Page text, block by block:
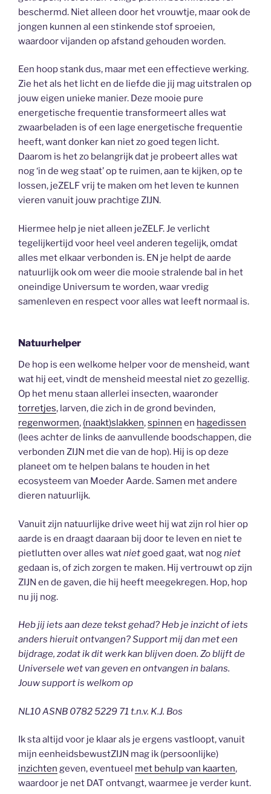
beschermd. Niet alleen door het vrouwtje, maar ook de
jongen kunnen al een stinkende stof sproeien,
waardoor vijanden op afstand gehouden worden.
Een hoop stank dus, maar met een effectieve werking.
Zie het als het licht en de liefde die jij mag uitstralen op
jouw eigen unieke manier. Deze mooie pure
energetische frequentie transformeert alles wat
zwaarbeladen is of een lage energetische frequentie
heeft, want donker kan niet zo goed tegen licht.
Daarom is het zo belangrijk dat je probeert alles wat
nog ‘in de weg staat’ op te ruimen, aan te kijken, op te
lossen, jeZELF vrij te maken om het leven te kunnen
vieren vanuit jouw prachtige ZIJN.
Hiermee help je niet alleen jeZELF. Je verlicht
tegelijkertijd voor heel veel anderen tegelijk, omdat
alles met elkaar verbonden is. EN je helpt de aarde
natuurlijk ook om weer die mooie stralende bal in het
oneindige Universum te worden, waar vredig
samenleven en respect voor alles wat leeft normaal is.
Natuurhelper
De hop is een welkome helper voor de mensheid, want
wat hij eet, vindt de mensheid meestal niet zo gezellig.
Op het menu staan allerlei insecten, waaronder
torretjes, larven, die zich in de grond bevinden,
regenwormen, (naakt)slakken,spinnen en hagedissen
(lees achter de links de aanvullende boodschappen, die
verbonden ZIJN met die van de hop). Hij is op deze
planeet om te helpen balans te houden in het
ecosysteem van Moeder Aarde. Samen met andere
dieren natuurlijk.
Vanuit zijn natuurlijke drive weet hij wat zijn rol hier op
aarde is en draagt daaraan bij door te leven en niet te
pietlutten over alles watnietgoed gaat, wat nogniet
gedaan is, of zich zorgen te maken. Hij vertrouwt op zijn
ZIJN en de gaven, die hij heeft meegekregen. Hop, hop
nu jij nog.
Heb jij iets aan deze tekst gehad? Heb je inzicht of iets
anders hieruit ontvangen? Support mij dan met een
bijdrage, zodat ik dit werk kan blijven doen. Zo blijft de
Universele wet van geven en ontvangen in balans.
Jouw support is welkom op
NL10 ASNB 0782 5229 71 t.n.v. K.J. Bos
Ik sta altijd voor je klaar als je ergens vastloopt, vanuit
mijn eenheidsbewustZIJN mag ik (persoonlijke)
inzichten geven, eventueel met behulp van kaarten,
waardoor je net DAT ontvangt, waarmee je verder kunt.